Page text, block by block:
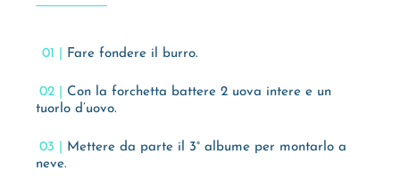
Fare fondere il burro.
Con la forchetta battere 2 uova intere e un
tuorlo d’uovo.
Mettere da parte il 3° albume per montarlo a
neve.